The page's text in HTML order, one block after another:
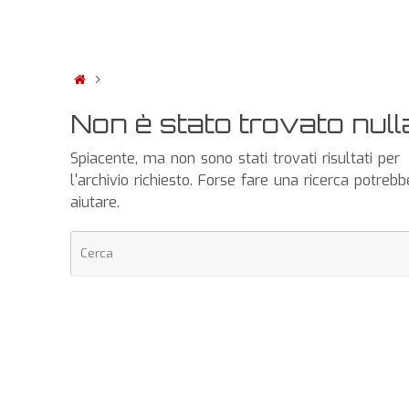
Non è stato trovato
Spiacente, ma non sono stati trovati risultati per
l'archivio richiesto. Forse fare una ricerca
aiutare.